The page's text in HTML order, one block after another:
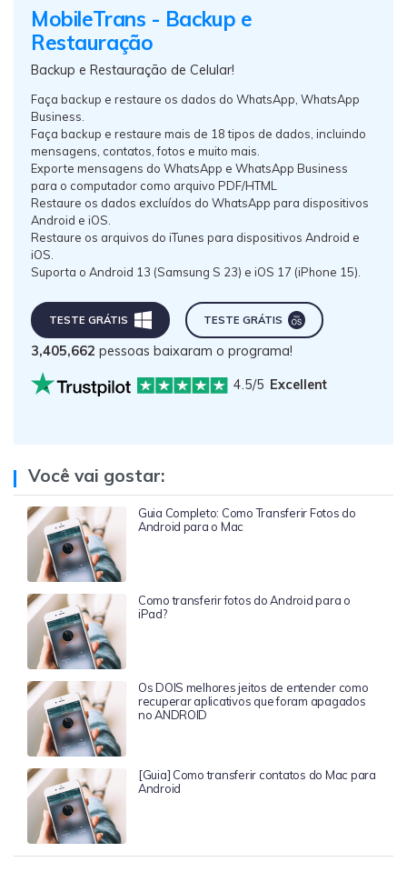
MobileTrans - Backup e
Restauração
Backup e Restauração de Celular!
Faça backup e restaure os dados do WhatsApp, WhatsApp
Business.
Faça backup e restaure mais de 18 tipos de dados, incluindo
mensagens, contatos, fotos e muito mais.
Exporte mensagens do WhatsApp e WhatsApp Business
para o computador como arquivo PDF/HTML
Restaure os dados excluídos do WhatsApp para dispositivos
Android e iOS.
Restaure os arquivos do iTunes para dispositivos Android e
iOS.
Suporta o Android 13 (Samsung S 23) e iOS 17 (iPhone 15).
TESTE GRÁTIS TESTE GRÁTIS
3,405,662 pessoas baixaram o programa!
4.5/5 Excellent
Você vai gostar:
Guia Completo: Como Transferir Fotos do
Android para o Mac
Como transferir fotos do Android para o
iPad?
Os DOIS melhores jeitos de entender como
recuperar aplicativos que foram apagados
no ANDROID
[Guia] Como transferir contatos do Mac para
Android